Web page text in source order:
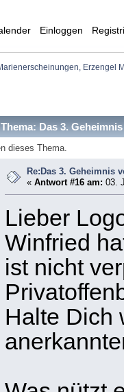
Einloggen
Erzengel
Thema: Das 3.
dieses Thema.
Re:Das 3. Geheimnis
«Antwort #16 am: 03.
Lieber
Winfried
ist nicht
Halte Dich